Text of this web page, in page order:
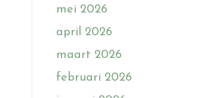
mei 2026
april 2026
maart 2026
februari 2026